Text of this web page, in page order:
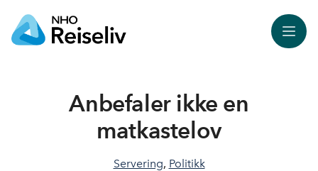
Meny
Anbefaler ikke en
matkastelov
Servering, Politikk